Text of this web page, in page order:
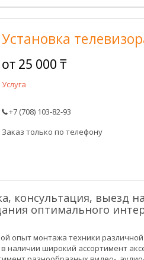
Установка
от 25 000 ₸
Услуга
+7 (708) 103-82-93
Заказ только по телефону
консультация, выезд
оптимального
опыт монтажа техники
наличии широкий ассортимент